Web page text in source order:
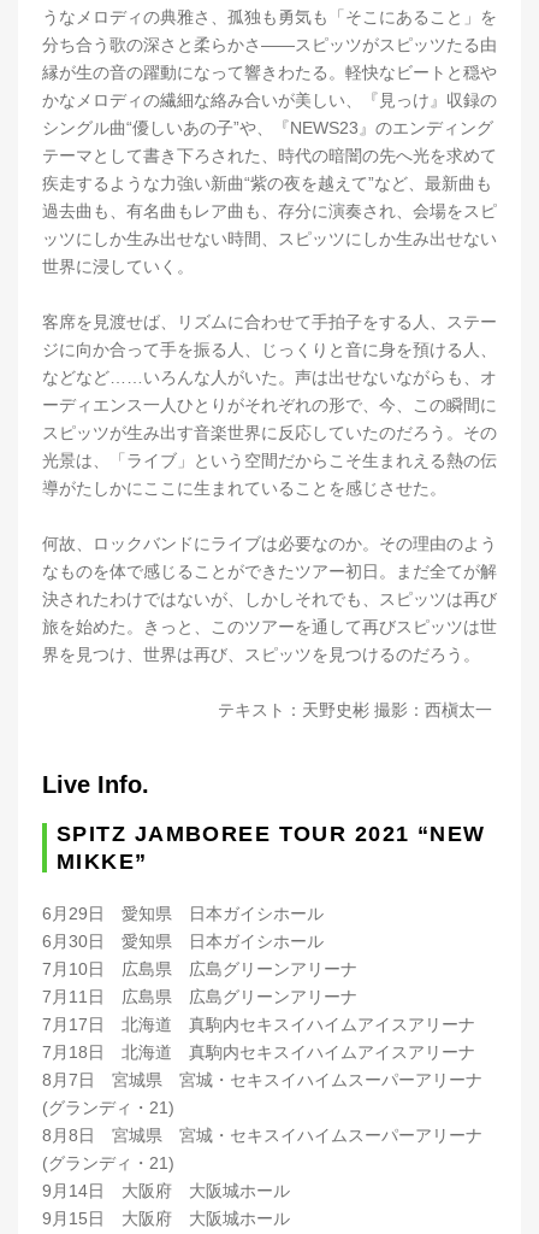
うなメロディの典雅さ、孤独も勇気も「そこにあること」を
分ち合う歌の深さと柔らかさ――スピッツがスピッツたる由
縁が生の音の躍動になって響きわたる。軽快なビートと穏や
かなメロディの繊細な絡み合いが美しい、『見っけ』収録の
シングル曲“優しいあの子”や、『NEWS23』のエンディング
テーマとして書き下ろされた、時代の暗闇の先へ光を求めて
疾走するような力強い新曲“紫の夜を越えて”など、最新曲も
過去曲も、有名曲もレア曲も、存分に演奏され、会場をスピ
ッツにしか生み出せない時間、スピッツにしか生み出せない
世界に浸していく。
客席を見渡せば、リズムに合わせて手拍子をする人、ステー
ジに向か合って手を振る人、じっくりと音に身を預ける人、
などなど……いろんな人がいた。声は出せないながらも、オ
ーディエンス一人ひとりがそれぞれの形で、今、この瞬間に
スピッツが生み出す音楽世界に反応していたのだろう。その
光景は、「ライブ」という空間だからこそ生まれえる熱の伝
導がたしかにここに生まれていることを感じさせた。
何故、ロックバンドにライブは必要なのか。その理由のよう
なものを体で感じることができたツアー初日。まだ全てが解
決されたわけではないが、しかしそれでも、スピッツは再び
旅を始めた。きっと、このツアーを通して再びスピッツは世
界を見つけ、世界は再び、スピッツを見つけるのだろう。
テキスト：天野史彬 撮影：西槇太一
Live Info.
SPITZ JAMBOREE TOUR 2021 “NEW
MIKKE”
6月29日 愛知県 日本ガイシホール
6月30日 愛知県 日本ガイシホール
7月10日 広島県 広島グリーンアリーナ
7月11日 広島県 広島グリーンアリーナ
7月17日 北海道 真駒内セキスイハイムアイスアリーナ
7月18日 北海道 真駒内セキスイハイムアイスアリーナ
8月7日 宮城県 宮城・セキスイハイムスーパーアリーナ
(グランディ・21)
8月8日 宮城県 宮城・セキスイハイムスーパーアリーナ
(グランディ・21)
9月14日 大阪府 大阪城ホール
9月15日 大阪府 大阪城ホール